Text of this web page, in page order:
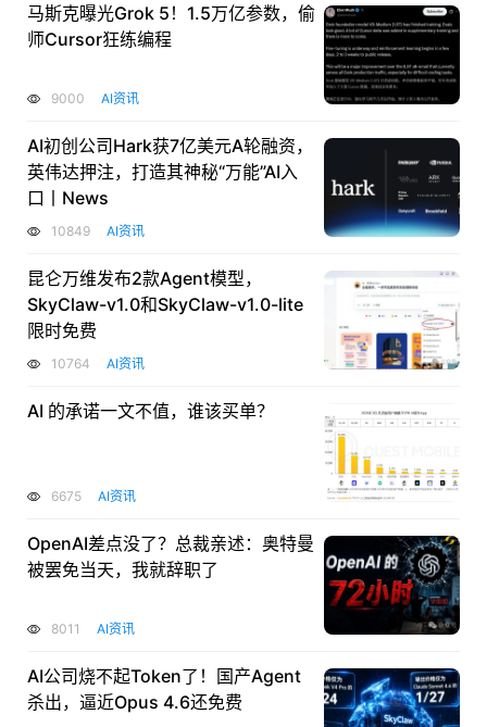
马斯克曝光Grok 5！1.5万亿参数，偷
师Cursor狂练编程
9000 AI资讯
AI初创公司Hark获7亿美元A轮融资，
英伟达押注，打造其神秘“万能”AI入
口丨News
10849 AI资讯
昆仑万维发布2款Agent模型，
SkyClaw-v1.0和SkyClaw-v1.0-lite
限时免费
10764 AI资讯
AI 的承诺一文不值，谁该买单？
6675 AI资讯
OpenAI差点没了？总裁亲述：奥特曼
被罢免当天，我就辞职了
8011 AI资讯
AI公司烧不起Token了！国产Agent
杀出，逼近Opus 4.6还免费